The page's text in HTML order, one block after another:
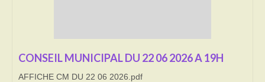
Cimetière
CONSEIL MUNICIPAL DU 22 06 2026 A 19H
AFFICHE CM DU 22 06 2026.pdf